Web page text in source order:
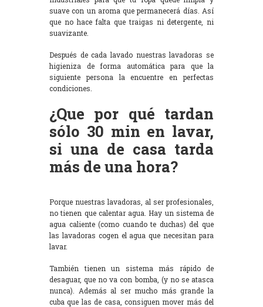
suave con un aroma que permanecerá días. Así
que no hace falta que traigas ni detergente, ni
suavizante.
Después de cada lavado nuestras lavadoras se
higieniza de forma automática para que la
siguiente persona la encuentre en perfectas
condiciones.
¿Que por qué tardan
sólo 30 min en lavar,
si una de casa tarda
más de una hora?
Porque nuestras lavadoras, al ser profesionales,
no tienen que calentar agua. Hay un sistema de
agua caliente (como cuando te duchas) del que
las lavadoras cogen el agua que necesitan para
lavar.
También tienen un sistema más rápido de
desaguar, que no va con bomba, (y no se atasca
nunca). Además al ser mucho más grande la
cuba que las de casa, consiguen mover más del